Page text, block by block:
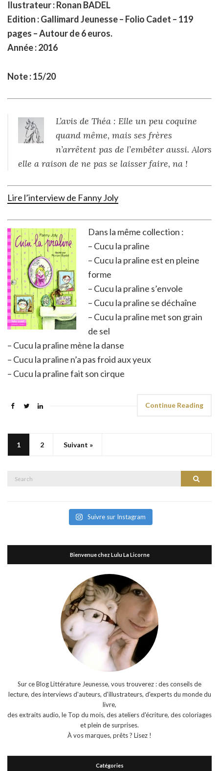
Ilustrateur : Ronan BADEL
Edition : Gallimard Jeunesse – Folio Cadet – 119
pages – Autour de 6 euros.
Année : 2016
Note : 15/20
L’avis de Théa : Elle un peu coquine
quand même, mais ses frères
n’arrêtent pas de l’embêter aussi. Alors
elle a raison de ne pas se laisser faire, na !
Lire l’interview de Fanny Joly
Dans la même collection :
– Cucu la praline
– Cucu la praline est en pleine
forme
– Cucu la praline s’envole
– Cucu la praline se déchaîne
– Cucu la praline met son grain
de sel
– Cucu la praline mène la danse
– Cucu la praline n’a pas froid aux yeux
– Cucu la praline fait son cirque
Continue Reading
1 2 Suivant »
Search
Suivre sur Instagram
Bienvenue chez Lulu La Licorne
Sur ce Blog Littérature Jeunesse, vous trouverez : des conseils de
lecture, des interviews d'auteurs, d'illustrateurs, d'experts du monde du
livre,
des extraits audio, le Top du mois, des ateliers d'écriture, des coloriages
et plein de surprises.
À vos marques, prêts ? Lisez !
Catégories